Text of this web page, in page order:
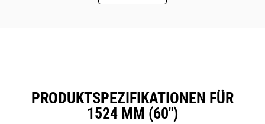
PRODUKTSPEZIFIKATIONEN FÜR
1524 MM (60″)